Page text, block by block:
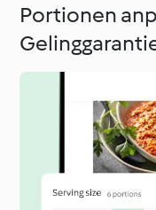
Portionen